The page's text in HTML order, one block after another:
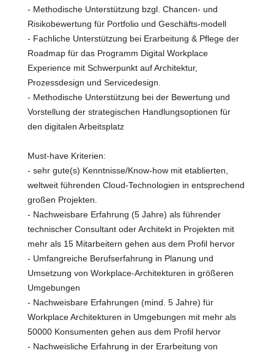
- Methodische Unterstützung bzgl. Chancen- und
Risikobewertung für Portfolio und Geschäfts-modell
- Fachliche Unterstützung bei Erarbeitung & Pflege der
Roadmap für das Programm Digital Workplace
Experience mit Schwerpunkt auf Architektur,
Prozessdesign und Servicedesign.
- Methodische Unterstützung bei der Bewertung und
Vorstellung der strategischen Handlungsoptionen für
den digitalen Arbeitsplatz
Must-have Kriterien:
- sehr gute(s) Kenntnisse/Know-how mit etablierten,
weltweit führenden Cloud-Technologien in entsprechend
großen Projekten.
- Nachweisbare Erfahrung (5 Jahre) als führender
technischer Consultant oder Architekt in Projekten mit
mehr als 15 Mitarbeitern gehen aus dem Profil hervor
- Umfangreiche Berufserfahrung in Planung und
Umsetzung von Workplace-Architekturen in größeren
Umgebungen
- Nachweisbare Erfahrungen (mind. 5 Jahre) für
Workplace Architekturen in Umgebungen mit mehr als
50000 Konsumenten gehen aus dem Profil hervor
- Nachweisliche Erfahrung in der Erarbeitung von